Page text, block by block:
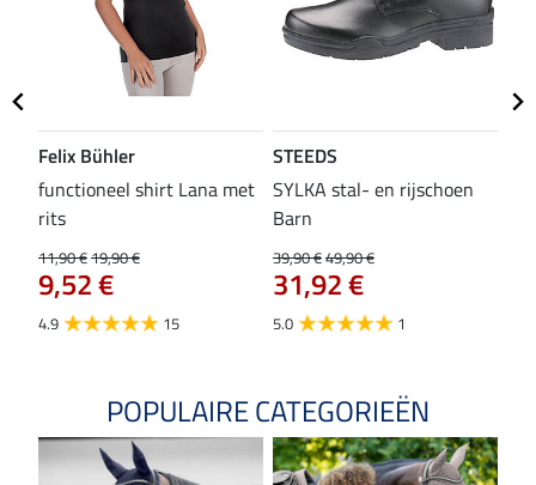
Felix Bühler
functioneel shirt Lana met
rits
11,90 €19,90 €
9,52 €
4.9 15
STEEDS
SYLKA stal- en rijschoen
Barn
39,90 €49,90 €
31,92 €
5.0 1
POPULAIRE CATEGORIEËN